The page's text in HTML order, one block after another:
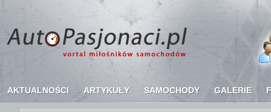
AKTUALNOŚCI ARTYKUŁY SAMOCHODY GALERIE